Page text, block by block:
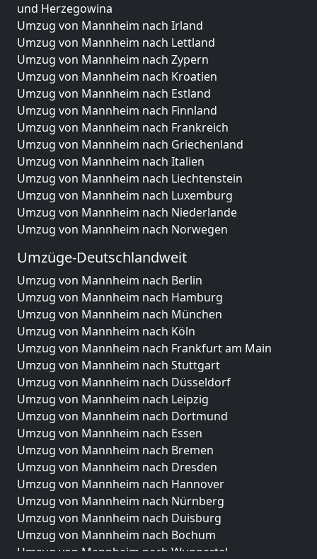
und Herzegowina
Umzug von Mannheim nach Irland
Umzug von Mannheim nach Lettland
Umzug von Mannheim nach Zypern
Umzug von Mannheim nach Kroatien
Umzug von Mannheim nach Estland
Umzug von Mannheim nach Finnland
Umzug von Mannheim nach Frankreich
Umzug von Mannheim nach Griechenland
Umzug von Mannheim nach Italien
Umzug von Mannheim nach Liechtenstein
Umzug von Mannheim nach Luxemburg
Umzug von Mannheim nach Niederlande
Umzug von Mannheim nach Norwegen
Umzüge-Deutschlandweit
Umzug von Mannheim nach Berlin
Umzug von Mannheim nach Hamburg
Umzug von Mannheim nach München
Umzug von Mannheim nach Köln
Umzug von Mannheim nach Frankfurt am Main
Umzug von Mannheim nach Stuttgart
Umzug von Mannheim nach Düsseldorf
Umzug von Mannheim nach Leipzig
Umzug von Mannheim nach Dortmund
Umzug von Mannheim nach Essen
Umzug von Mannheim nach Bremen
Umzug von Mannheim nach Dresden
Umzug von Mannheim nach Hannover
Umzug von Mannheim nach Nürnberg
Umzug von Mannheim nach Duisburg
Umzug von Mannheim nach Bochum
Umzug von Mannheim nach Wuppertal